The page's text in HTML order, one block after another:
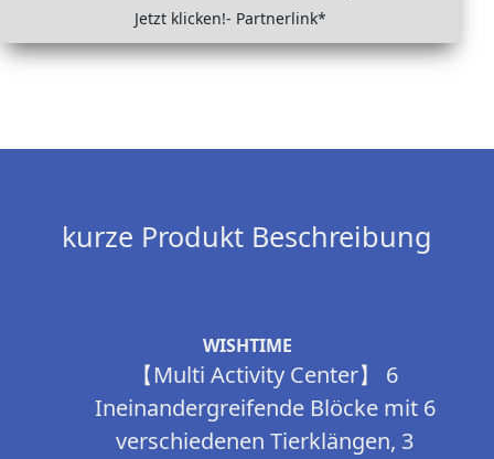
Jetzt klicken!- Partnerlink*
kurze Produkt Beschreibung
WISHTIME
【Multi Activity Center】 6
Ineinandergreifende Blöcke mit 6
verschiedenen Tierklängen, 3